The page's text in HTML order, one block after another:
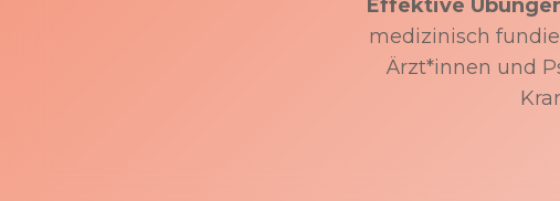
Effektive
medizinisch
Ärzt*innen und